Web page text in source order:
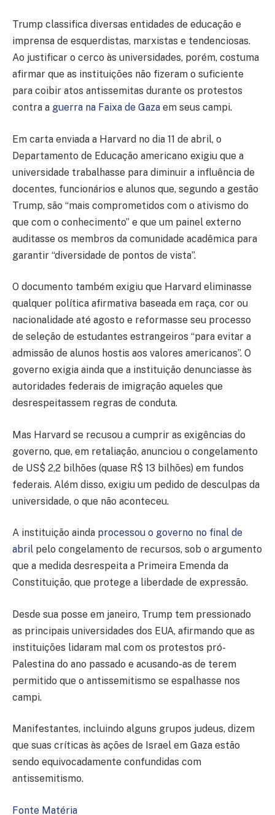
Trump classifica diversas entidades de educação e
imprensa de esquerdistas, marxistas e tendenciosas.
Ao justificar o cerco às universidades, porém, costuma
afirmar que as instituições não fizeram o suficiente
para coibir atos antissemitas durante os protestos
contra a guerra na Faixa de Gaza em seus campi.
Em carta enviada a Harvard no dia 11 de abril, o
Departamento de Educação americano exigiu que a
universidade trabalhasse para diminuir a influência de
docentes, funcionários e alunos que, segundo a gestão
Trump, são “mais comprometidos com o ativismo do
que com o conhecimento” e que um painel externo
auditasse os membros da comunidade acadêmica para
garantir “diversidade de pontos de vista”.
O documento também exigiu que Harvard eliminasse
qualquer política afirmativa baseada em raça, cor ou
nacionalidade até agosto e reformasse seu processo
de seleção de estudantes estrangeiros “para evitar a
admissão de alunos hostis aos valores americanos”. O
governo exigia ainda que a instituição denunciasse às
autoridades federais de imigração aqueles que
desrespeitassem regras de conduta.
Mas Harvard se recusou a cumprir as exigências do
governo, que, em retaliação, anunciou o congelamento
de US$ 2,2 bilhões (quase R$ 13 bilhões) em fundos
federais. Além disso, exigiu um pedido de desculpas da
universidade, o que não aconteceu.
A instituição ainda processou o governo no final de
abril pelo congelamento de recursos, sob o argumento
que a medida desrespeita a Primeira Emenda da
Constituição, que protege a liberdade de expressão.
Desde sua posse em janeiro, Trump tem pressionado
as principais universidades dos EUA, afirmando que as
instituições lidaram mal com os protestos pró-
Palestina do ano passado e acusando-as de terem
permitido que o antissemitismo se espalhasse nos
campi.
Manifestantes, incluindo alguns grupos judeus, dizem
que suas críticas às ações de Israel em Gaza estão
sendo equivocadamente confundidas com
antissemitismo.
Fonte Matéria